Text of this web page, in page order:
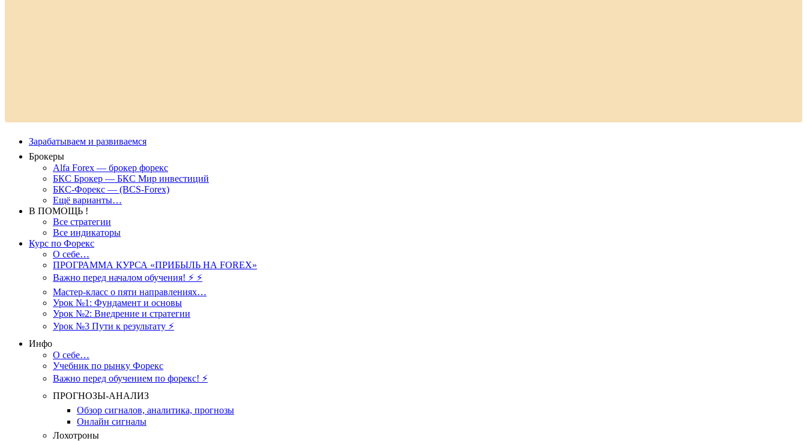
Зарабатываем и развиваемся
Брокеры
Alfa Forex — брокер форекс
БКС Брокер — БКС Мир инвестиций
БКС-Форекс — (BCS-Forex)
Ещё варианты…
В ПОМОЩЬ !
Все стратегии
Все индикаторы
Курс по Форекс
О себе…
ПРОГРАММА КУРСА «ПРИБЫЛЬ НА FOREX»
Важно перед началом обучения! ⚡ ⚡
Мастер-класс о пяти направлениях…
Урок №1: Фундамент и основы
Урок №2: Внедрение и стратегии
Урок №3 Пути к результату ⚡️
Инфо
О себе…
Учебник по рынку Форекс
Важно перед обучением по форекс! ⚡
ПРОГНОЗЫ-АНАЛИЗ
Обзор сигналов, аналитика, прогнозы
Онлайн сигналы
Лохотроны